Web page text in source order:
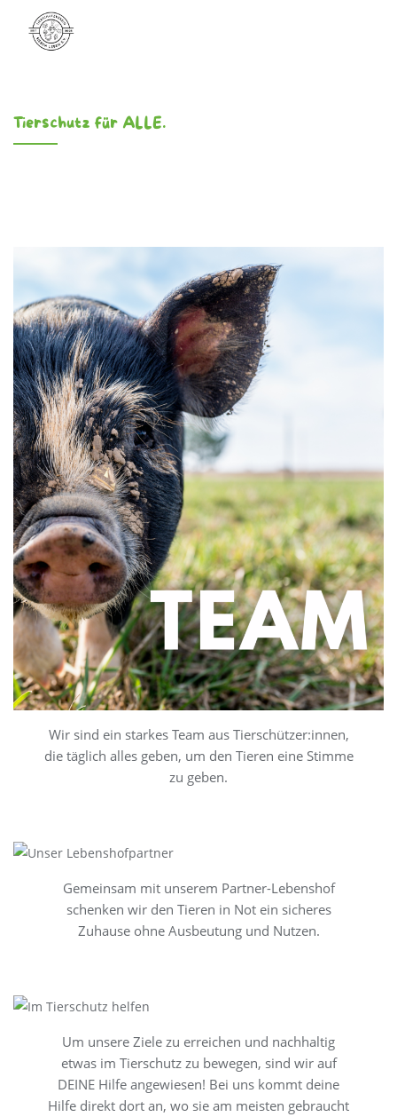
Tierschutz für ALLE.
Wir sind ein starkes Team aus Tierschützer:innen,
die täglich alles geben, um den Tieren eine Stimme
zu geben.
Gemeinsam mit unserem Partner-Lebenshof
schenken wir den Tieren in Not ein sicheres
Zuhause ohne Ausbeutung und Nutzen.
Um unsere Ziele zu erreichen und nachhaltig
etwas im Tierschutz zu bewegen, sind wir auf
DEINE Hilfe angewiesen! Bei uns kommt deine
Hilfe direkt dort an, wo sie am meisten gebraucht